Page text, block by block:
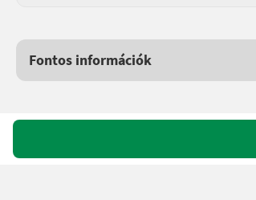
Fontos információk